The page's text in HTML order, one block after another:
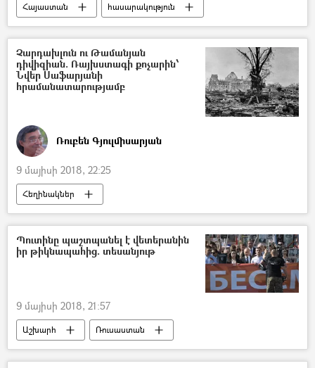
Հայաստան հասարակություն
Չարդախլուն ու Թամանյան
դիվիզիան. Ռայխստագի քոչարին՝
Նվեր Սաֆարյանի
հրամանատարությամբ
Ռուբեն Գյուլմիսարյան
9 մայիսի 2018, 22:25
Հեղինակներ
Պուտինը պաշտպանել է վետերանին
իր թիկնապահից. տեսանյութ
9 մայիսի 2018, 21:57
Աշխարհ Ռուսաստան